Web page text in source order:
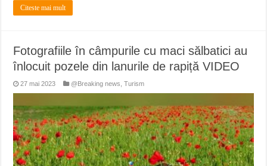
Citeste mai mult
Fotografiile în câmpurile cu maci sălbatici au
înlocuit pozele din lanurile de rapiță VIDEO
27 mai 2023 @Breaking news ,Turism